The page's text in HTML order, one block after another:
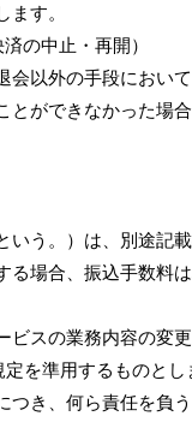
す。
の中止・再開）
以外の手段におい
ができなかった場
う。）は、別途記
場合、振込手数料
ビスの業務内容の変
を準用するものとし
き、何ら責任を負う